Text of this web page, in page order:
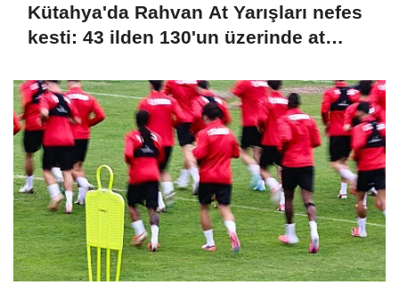
Kütahya'da Rahvan At Yarışları nefes
kesti: 43 ilden 130'un üzerinde at